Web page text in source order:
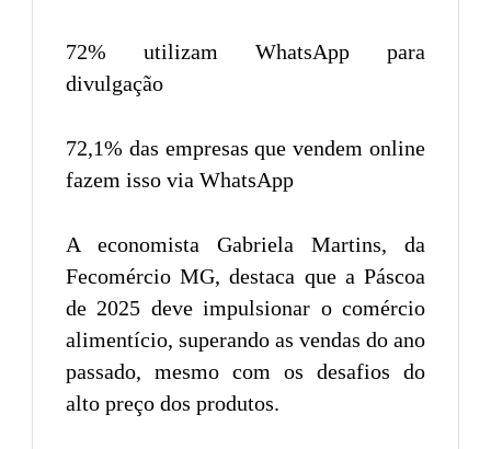
72% utilizam WhatsApp para
divulgação
72,1% das empresas que vendem online
fazem isso via WhatsApp
A economista Gabriela Martins, da
Fecomércio MG, destaca que a Páscoa
de 2025 deve impulsionar o comércio
alimentício, superando as vendas do ano
passado, mesmo com os desafios do
alto preço dos produtos.